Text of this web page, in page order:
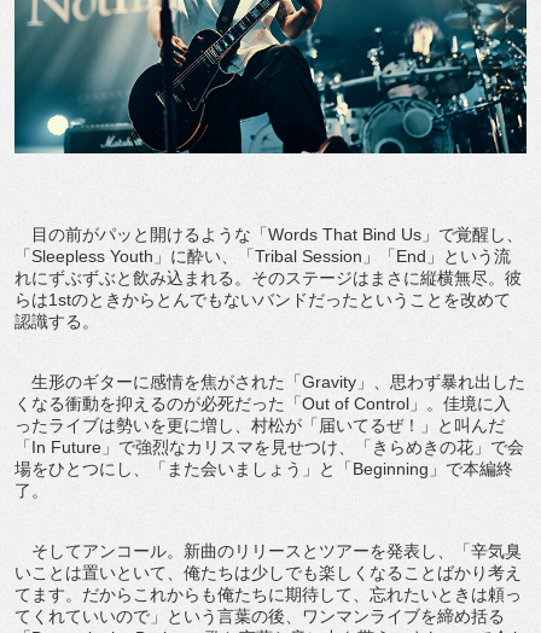
目の前がパッと開けるような「Words That Bind Us」で覚醒し、
「Sleepless Youth」に酔い、「Tribal Session」「End」という流
れにずぶずぶと飲み込まれる。そのステージはまさに縦横無尽。彼
らは1stのときからとんでもないバンドだったということを改めて
認識する。
生形のギターに感情を焦がされた「Gravity」、思わず暴れ出した
くなる衝動を抑えるのが必死だった「Out of Control」。佳境に入
ったライブは勢いを更に増し、村松が「届いてるぜ！」と叫んだ
「In Future」で強烈なカリスマを見せつけ、「きらめきの花」で会
場をひとつにし、「また会いましょう」と「Beginning」で本編終
了。
そしてアンコール。新曲のリリースとツアーを発表し、「辛気臭
いことは置いといて、俺たちは少しでも楽しくなることばかり考え
てます。だからこれからも俺たちに期待して、忘れたいときは頼っ
てくれていいので」という言葉の後、ワンマンライブを締め括る